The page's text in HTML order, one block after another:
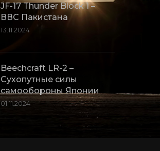
JF-17 Thunder Block 1 –
ВВС Пакистана
13.11.2024
Beechcraft LR-2 –
Сухопутные силы
самообороны Японии
01.11.2024